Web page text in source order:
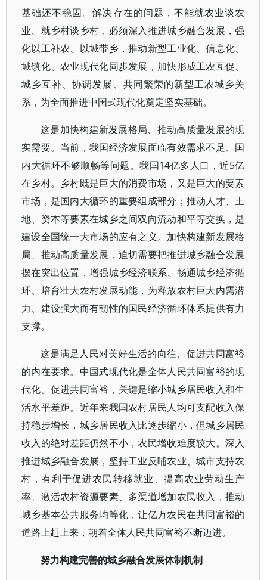
基础还不稳固。解决存在的问题，不能就农业谈农
业、就乡村谈乡村，必须深入推进城乡融合发展，强
化以工补农、以城带乡，推动新型工业化、信息化、
城镇化、农业现代化同步发展，加快形成工农互促、
城乡互补、协调发展、共同繁荣的新型工农城乡关
系，为全面推进中国式现代化奠定坚实基础。
这是加快构建新发展格局、推动高质量发展的现
实需要。当前，我国经济发展面临有效需求不足、国
内大循环不够顺畅等问题。我国14亿多人口，近5亿
在乡村。乡村既是巨大的消费市场，又是巨大的要素
市场，是国内大循环的重要组成部分；推动人才、土
地、资本等要素在城乡之间双向流动和平等交换，是
建设全国统一大市场的应有之义。加快构建新发展格
局、推动高质量发展，迫切需要把推进城乡融合发展
摆在突出位置，增强城乡经济联系、畅通城乡经济循
环、培育壮大农村发展动能，为释放农村巨大内需潜
力、建设强大而有韧性的国民经济循环体系提供有力
支撑。
这是满足人民对美好生活的向往、促进共同富裕
的内在要求。中国式现代化是全体人民共同富裕的现
代化。促进共同富裕，关键是缩小城乡居民收入和生
活水平差距。近年来我国农村居民人均可支配收入保
持稳步增长，城乡居民收入比逐步缩小，但城乡居民
收入的绝对差距仍然不小，农民增收难度较大。深入
推进城乡融合发展，坚持工业反哺农业、城市支持农
村，有利于促进农民转移就业、提高农业劳动生产
率、激活农村资源要素、多渠道增加农民收入，推动
城乡基本公共服务均等化，让亿万农民在共同富裕的
道路上赶上来，朝着全体人民共同富裕不断迈进。
努力构建完善的城乡融合发展体制机制